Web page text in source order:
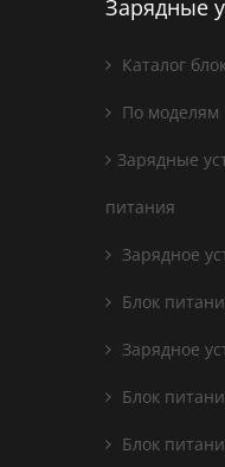
Зарядные
Каталог
По моделям
Зарядные
питания
Зарядное
Блок
Зарядное
Блок
Блок